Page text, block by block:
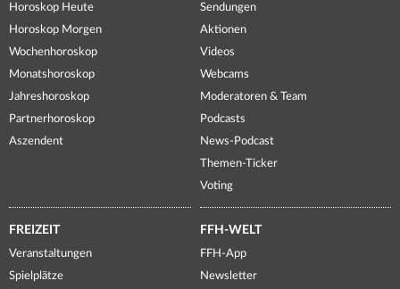
Horoskop Heute
Horoskop Morgen
Wochenhoroskop
Monatshoroskop
Jahreshoroskop
Partnerhoroskop
Aszendent
Sendungen
Aktionen
Videos
Webcams
Moderatoren & Team
Podcasts
News-Podcast
Themen-Ticker
Voting
FREIZEIT
Veranstaltungen
Spielplätze
FFH-WELT
FFH-App
Newsletter